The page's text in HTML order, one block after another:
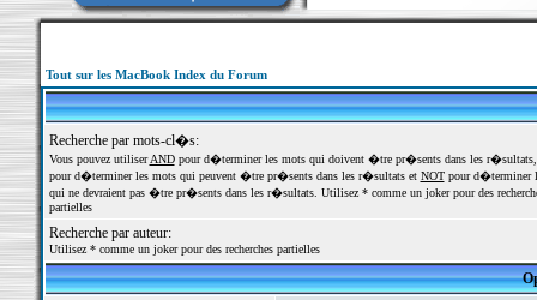
Tout sur les MacBook Index du Forum
Recherche par mots-cl�s:
Vous pouvez utiliserANDpour d�terminer les mots qui doivent �tre pr�sents dans les
pour d�terminer les mots qui peuvent �tre pr�sents dans les r�sultats et NOTpour d�terminer
qui ne devraient pas �tre pr�sents dans les r�sultats. Utilisez * comme un joker pour des
partielles
Recherche par auteur:
Utilisez * comme un joker pour des recherches partielles